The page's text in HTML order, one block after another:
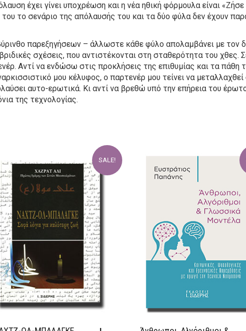
έχει γίνει υποχρέωση και η νέα ηθική φόρμουλα είναι
το σενάριο της απόλαυσής του και τα δύο φύλα δεν έχουν
παρεξηγήσεων – άλλωστε κάθε φύλο απολαμβάνει με τον
σχέσεις, που αντιστέκονται στη σταθερότητα του
Αντί να ενδώσω στις προκλήσεις της επιθυμίας και τα πάθη
μου κέλυφος, ο παρτενέρ μου τείνει να
αυτο-ερωτικά. Κι αντί να βρεθώ υπό την επήρεια του
της τεχνολογίας.
SALE!